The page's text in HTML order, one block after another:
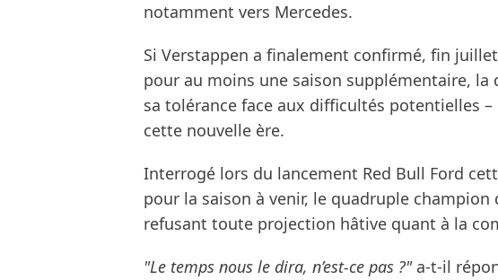
notamment vers Mercedes.
Si Verstappen a finalement confirmé, fin
pour au moins une saison supplémentaire, la
sa tolérance face aux difficultés potentielles –
cette nouvelle ère.
Interrogé lors du lancement Red Bull Ford
pour la saison à venir, le quadruple champion
refusant toute projection hâtive quant à la
"Le temps nous le dira, n’est-ce pas ?"a-t-il